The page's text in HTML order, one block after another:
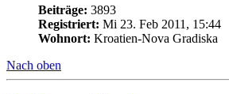
Beiträge: 3893
Registriert: Mi 23. Feb 2011, 15:44
Wohnort: Kroatien-Nova Gradiska
Nach oben